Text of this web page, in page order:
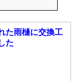
た雨樋に交換工
た